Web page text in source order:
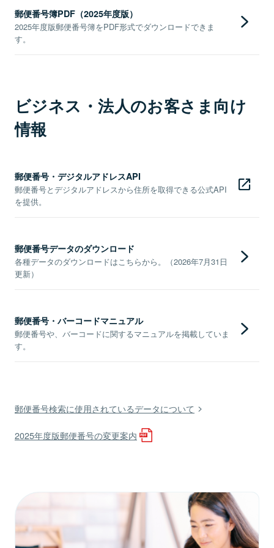
郵便番号簿PDF（2025年度版）
2025年度版郵便番号簿をPDF形式でダウンロードできま
す。
ビジネス・法人のお客さま向け
情報
郵便番号・デジタルアドレスAPI
郵便番号とデジタルアドレスから住所を取得できる公式API
を提供。
郵便番号データのダウンロード
各種データのダウンロードはこちらから。（2026年7月31日
更新）
郵便番号・バーコードマニュアル
郵便番号や、バーコードに関するマニュアルを掲載していま
す。
郵便番号検索に使用されているデータについて
2025年度版郵便番号の変更案内